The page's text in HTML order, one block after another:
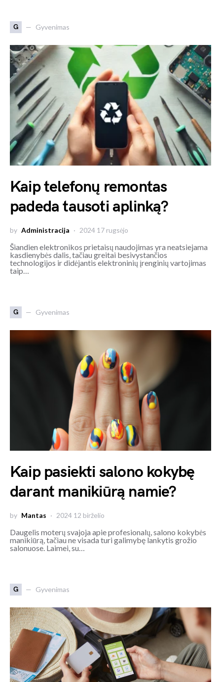
G Gyvenimas
Kaip telefonų remontas
padeda tausoti aplinką?
by Administracija 2024 17 rugsėjo
Šiandien elektronikos prietaisų naudojimas yra neatsiejama
kasdienybės dalis, tačiau greitai besivystančios
technologijos ir didėjantis elektroninių įrenginių vartojimas
taip…
G Gyvenimas
Kaip pasiekti salono kokybę
darant manikiūrą namie?
by Mantas 2024 12 birželio
Daugelis moterų svajoja apie profesionalų, salono kokybės
manikiūrą, tačiau ne visada turi galimybę lankytis grožio
salonuose. Laimei, su…
G Gyvenimas